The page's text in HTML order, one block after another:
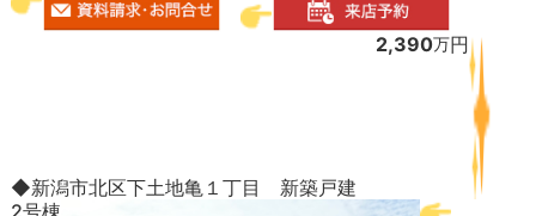
◆新潟市北区下土地亀１丁目 新築戸建
2,390万円
2号棟